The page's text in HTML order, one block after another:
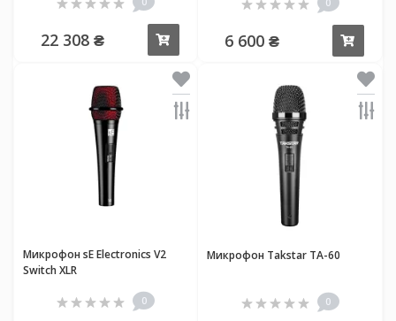
22 308 ₴ 6 600 ₴
Микрофон sE Electronics V2
Switch XLR
0
Микрофон Takstar TA-60
0